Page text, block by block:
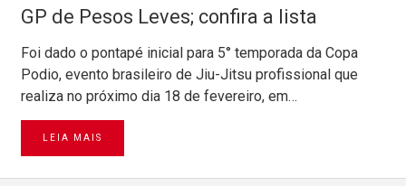
GP de Pesos Leves; confira a lista
Foi dado o pontapé inicial para 5° temporada da Copa
Podio, evento brasileiro de Jiu-Jitsu profissional que
realiza no próximo dia 18 de fevereiro, em…
LEIA MAIS